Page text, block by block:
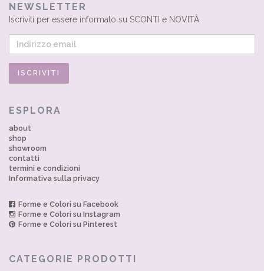
NEWSLETTER
Iscriviti per essere informato su SCONTI e NOVITÀ
ESPLORA
about
shop
showroom
contatti
termini e condizioni
Informativa sulla privacy
Forme e Colori su Facebook
Forme e Colori su Instagram
Forme e Colori su Pinterest
CATEGORIE PRODOTTI